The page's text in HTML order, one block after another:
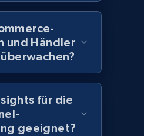
Jetzt anfangen
dataset - Collect
URLs
Description, Initial
Reviews count, and
und Händler
für die
geeignet?